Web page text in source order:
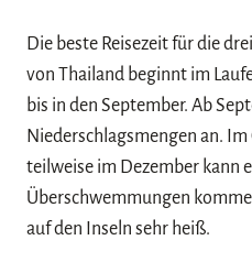
Die beste Reisezeit für die
von Thailand beginnt im
bis in den September. Ab
Niederschlagsmengen an.
teilweise im Dezember kann
Überschwemmungen
auf den Inseln sehr heiß.